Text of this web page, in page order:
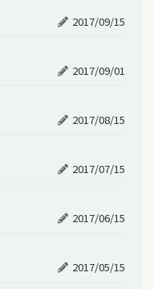
2017/09/15
2017/09/01
2017/08/15
2017/07/15
2017/06/15
2017/05/15